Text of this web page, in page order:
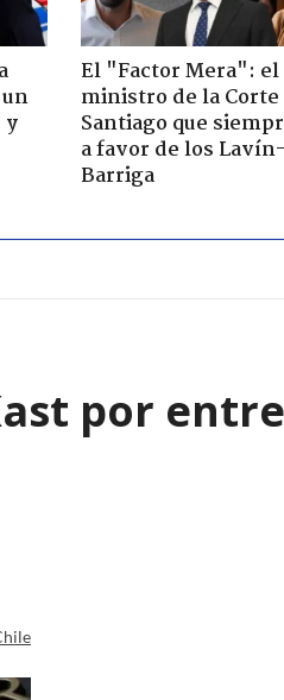
y
El "Factor Mera": el
ministro de la Corte
Santiago que
a favor de los Lavín-
Barriga
por